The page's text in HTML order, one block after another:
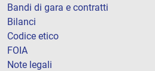
Bandi di gara e contratti
Bilanci
Codice etico
FOIA
Note legali